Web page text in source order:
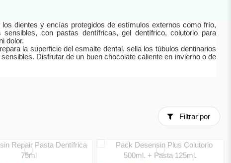
dientes y encías protegidos de estímulos externos como frío,
con pastas dentífricas, gel dentífrico, colutorio para
dolor.
la superficie del esmalte dental, sella los túbulos dentinarios
Disfrutar de un buen chocolate caliente en invierno o de
Filtrar por